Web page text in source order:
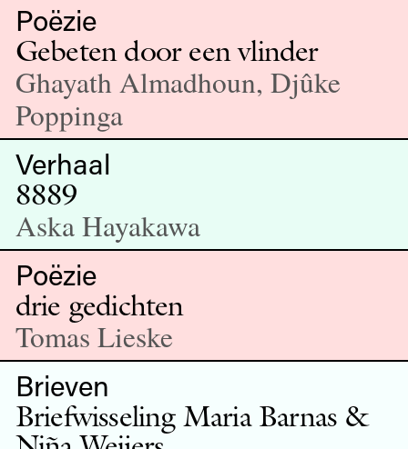
Poëzie
Gebeten door een vlinder
Ghayath Almadhoun, Djûke
Poppinga
Verhaal
8889
Aska Hayakawa
Poëzie
drie gedichten
Tomas Lieske
Brieven
Briefwisseling Maria Barnas &